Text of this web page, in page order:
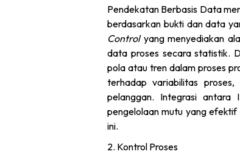
Pendekatan Berbasis Data
berdasarkan bukti dan data
Controlyang menyediakan
data proses secara statistik.
pola atau tren dalam proses
terhadap variabilitas
pelanggan. Integrasi antara
pengelolaan mutu yang
ini.
2. Kontrol Proses